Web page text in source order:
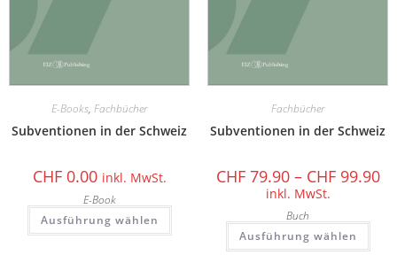
E-Books, Fachbücher
Subventionen in der Schweiz
CHF0.00 inkl. MwSt.
E-Book
Ausführung wählen
Fachbücher
Subventionen in der Schweiz
CHF79.90 – CHF99.90
inkl. MwSt.
Buch
Ausführung wählen